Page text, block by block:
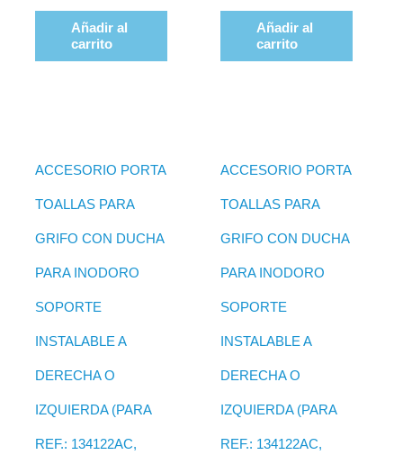
Añadir al
carrito
Añadir al
carrito
ACCESORIO PORTA
TOALLAS PARA
GRIFO CON DUCHA
PARA INODORO
SOPORTE
INSTALABLE A
DERECHA O
IZQUIERDA (PARA
REF.: 134122AC,
ACCESORIO PORTA
TOALLAS PARA
GRIFO CON DUCHA
PARA INODORO
SOPORTE
INSTALABLE A
DERECHA O
IZQUIERDA (PARA
REF.: 134122AC,